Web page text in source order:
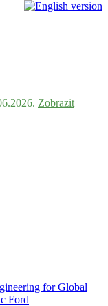
Zobrazit
for Global
Ford